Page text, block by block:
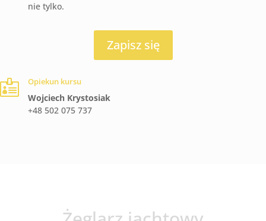
nie tylko.
Zapisz się
 Opiekun kursu
Wojciech Krystosiak
+48 502 075 737